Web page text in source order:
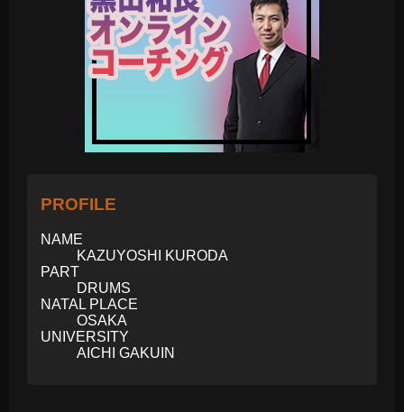
PROFILE
NAME
KAZUYOSHI KURODA
PART
DRUMS
NATAL PLACE
OSAKA
UNIVERSITY
AICHI GAKUIN